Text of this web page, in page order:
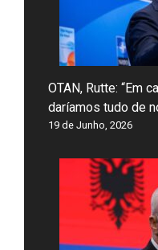
OTAN, Rutte: “Em
daríamos tudo de
19 de Junho, 2026